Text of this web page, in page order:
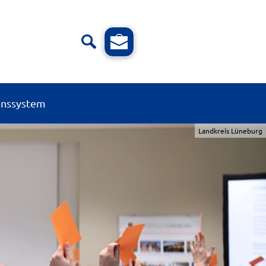
Landkreis Lüneburg